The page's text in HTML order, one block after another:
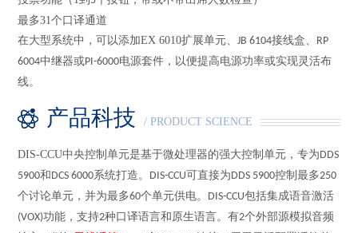
最多31 个口译通道
在大型系统中，可以添加EX 6010扩展单元、 JB 6104接线盒、
RP
6004中继器或PI-6000电源套件，以便提高电源功率或实现灵活布
线。
产品科技 / PRODUCT SCIENCE
DIS-CCU中央控制单元是基于微处理器的强大控制单元，专为 DDS
5900和 DCS 6000系统打造。 DIS-CCU可直接为 DDS 5900控制最多250
个讨论单元，并为最多60个单元供电。 DIS-CCU包括集成语音激活
(VOX)功能，支持2种口译语言和原生语言。有2个外部源模拟音频